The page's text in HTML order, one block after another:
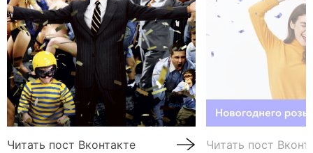
Читать пост Вконтакте Читать пост